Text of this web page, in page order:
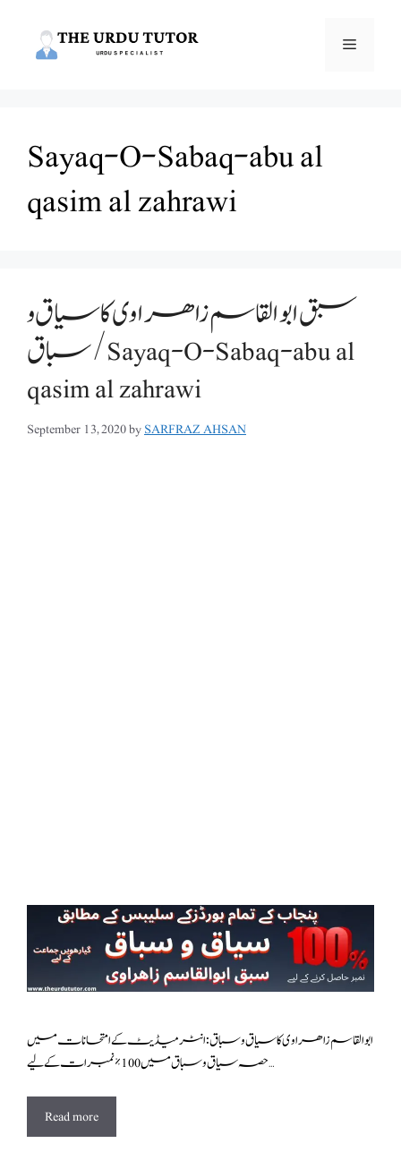
Menu
Sayaq-O-Sabaq-abu al
qasim al zahrawi
سبق ابوالقاسم زاھراوی کا سیاق و
سباق/Sayaq-O-Sabaq-abu al
qasim al zahrawi
September 13, 2020bySARFRAZ AHSAN
ابوالقاسم زاھراوی کا سیاق و سباق : انٹرمیڈیٹ کے امتحانات میں
حصہ سیاق و سباق میں 100٪ نمبرات کے لیے …
Read more